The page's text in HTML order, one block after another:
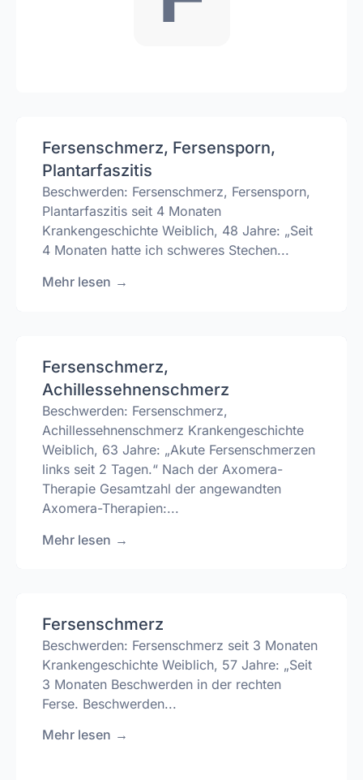
Fersenschmerz, Fersensporn,
Plantarfaszitis
Beschwerden: Fersenschmerz, Fersensporn,
Plantarfaszitis seit 4 Monaten
Krankengeschichte Weiblich, 48 Jahre: „Seit
4 Monaten hatte ich schweres Stechen...
Mehr lesen →
Fersenschmerz,
Achillessehnenschmerz
Beschwerden: Fersenschmerz,
Achillessehnenschmerz Krankengeschichte
Weiblich, 63 Jahre: „Akute Fersenschmerzen
links seit 2 Tagen.“ Nach der Axomera-
Therapie Gesamtzahl der angewandten
Axomera-Therapien:...
Mehr lesen →
Fersenschmerz
Beschwerden: Fersenschmerz seit 3 Monaten
Krankengeschichte Weiblich, 57 Jahre: „Seit
3 Monaten Beschwerden in der rechten
Ferse. Beschwerden...
Mehr lesen →